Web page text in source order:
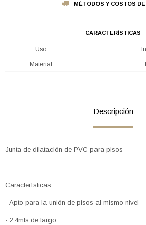
MÉTODOS Y COSTOS
CARACTERÍSTICAS
Uso
Material
Descripción
Junta de dilatación de PVC para pisos
Características:
- Apto para la unión de pisos al mismo nivel
- 2,4mts de largo